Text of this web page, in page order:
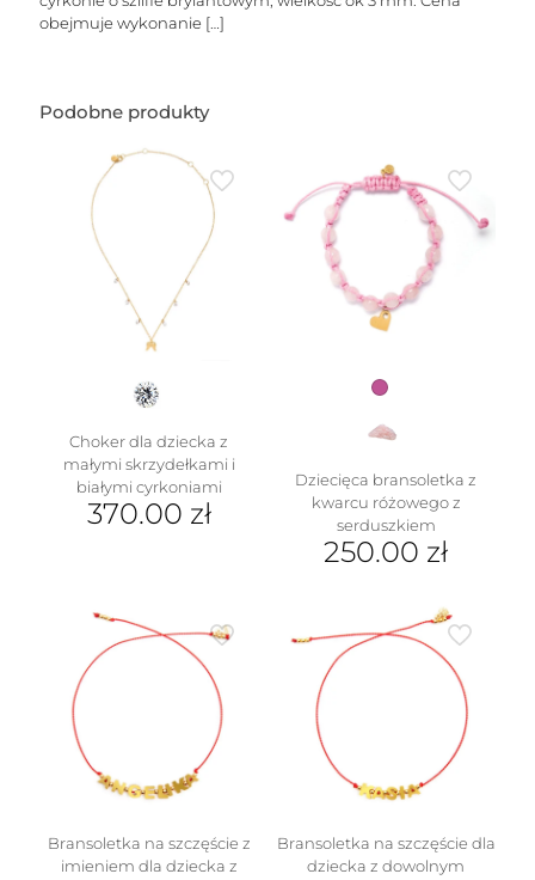
obejmuje wykonanie […]
Podobne produkty
Choker dla dziecka z
małymi skrzydełkami i
białymi cyrkoniami
370.00 zł
Dziecięca bransoletka z
kwarcu różowego z
serduszkiem
250.00 zł
Bransoletka na szczęście z
imieniem dla dziecka z
Bransoletka na szczęście dla
dziecka z dowolnym